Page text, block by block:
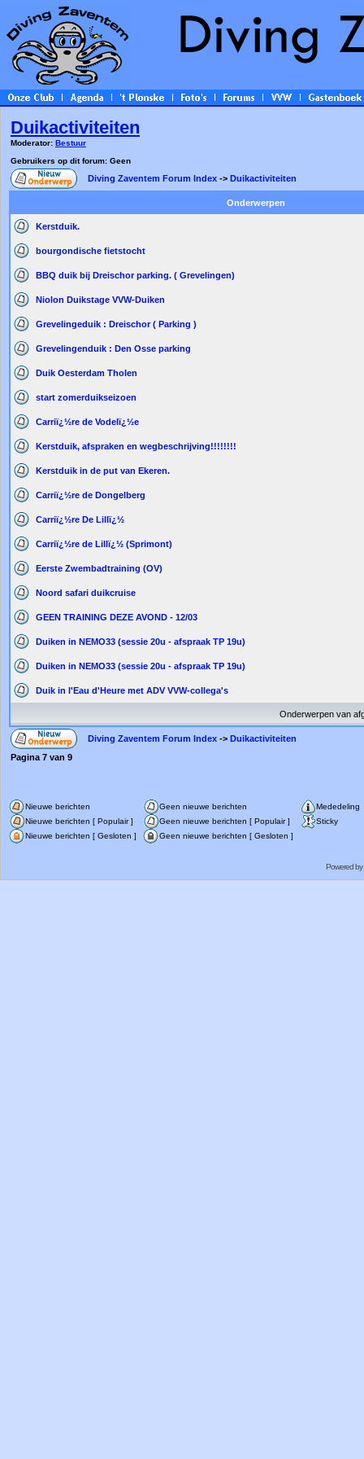
Duikactiviteiten
Moderator: Bestuur
Gebruikers op dit forum: Geen
Diving Zaventem Forum Index -> Duikactiviteiten
Onderwerpen
Kerstduik.
bourgondische fietstocht
BBQ duik bij Dreischor parking. ( Grevelingen)
Niolon Duikstage VVW-Duiken
Grevelingeduik : Dreischor ( Parking )
Grevelingenduik : Den Osse parking
Duik Oesterdam Tholen
start zomerduikseizoen
Carriï¿½re de Vodelï¿½e
Kerstduik, afspraken en wegbeschrijving!!!!!!!!
Kerstduik in de put van Ekeren.
Carriï¿½re de Dongelberg
Carriï¿½re De Lillï¿½
Carriï¿½re de Lillï¿½ (Sprimont)
Eerste Zwembadtraining (OV)
Noord safari duikcruise
GEEN TRAINING DEZE AVOND - 12/03
Duiken in NEMO33 (sessie 20u - afspraak TP 19u)
Duiken in NEMO33 (sessie 20u - afspraak TP 19u)
Duik in l'Eau d'Heure met ADV VVW-collega's
Onderwerpen van
Diving Zaventem Forum Index -> Duikactiviteiten
Pagina 7 van 9
Nieuwe berichten Geen nieuwe berichten
Mededeling
Nieuwe berichten [ Populair ]
Geen nieuwe berichten [ Populair ]
Sticky
Nieuwe berichten [ Gesloten ]
Geen nieuwe berichten [ Gesloten ]
Powered by